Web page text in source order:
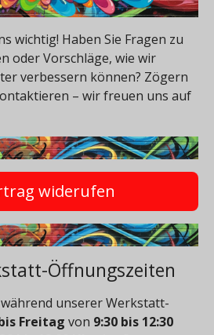
wichtig! Haben Sie Fragen zu
oder Vorschläge, wie wir
verbessern können? Zögern
– wir freuen uns auf
widerufen
Öffnungszeiten
unserer Werkstatt-
Freitag von 9:30 bis 12:30